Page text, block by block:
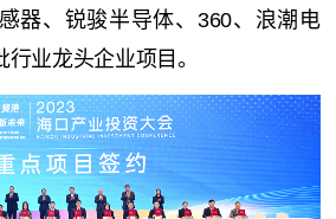
器、锐骏半导体、360、浪潮电
业龙头企业项目。